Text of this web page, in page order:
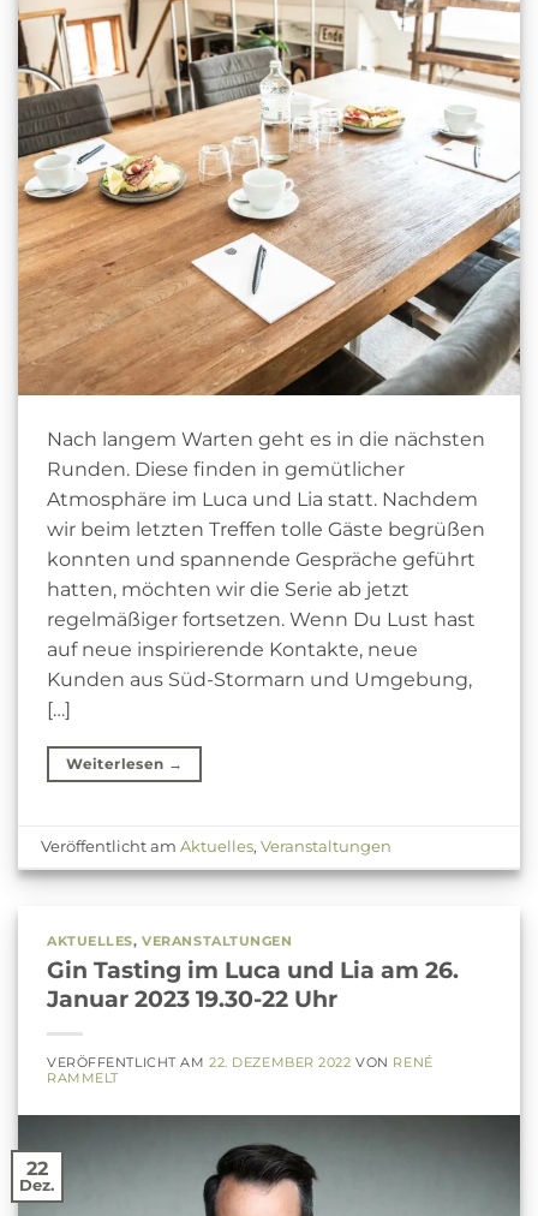
Nach langem Warten geht es in die nächsten
Runden. Diese finden in gemütlicher
Atmosphäre im Luca und Lia statt. Nachdem
wir beim letzten Treffen tolle Gäste begrüßen
konnten und spannende Gespräche geführt
hatten, möchten wir die Serie ab jetzt
regelmäßiger fortsetzen. Wenn Du Lust hast
auf neue inspirierende Kontakte, neue
Kunden aus Süd-Stormarn und Umgebung,
[…]
Weiterlesen →
Veröffentlicht amAktuelles,Veranstaltungen
AKTUELLES,VERANSTALTUNGEN
Gin Tasting im Luca und Lia am 26.
Januar 2023 19.30-22 Uhr
VERÖFFENTLICHT AM22. DEZEMBER 2022 VON RENÉ
RAMMELT
22
Dez.